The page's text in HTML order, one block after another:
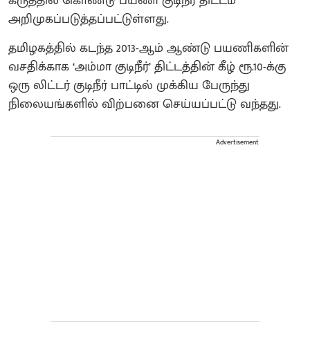
அறிமுகப்படுத்தப்பட்டுள்ளது.
தமிழகத்தில் கடந்த 2013-ஆம் ஆண்டு பயணிகளின்
வசதிக்காக ‘அம்மா குடிநீர்’ திட்டத்தின் கீழ் ரூ.10-க்கு
ஒரு லிட்டர் குடிநீர் பாட்டில் முக்கிய பேருந்து
நிலையங்களில் விற்பனை செய்யப்பட்டு வந்தது.
Advertisement